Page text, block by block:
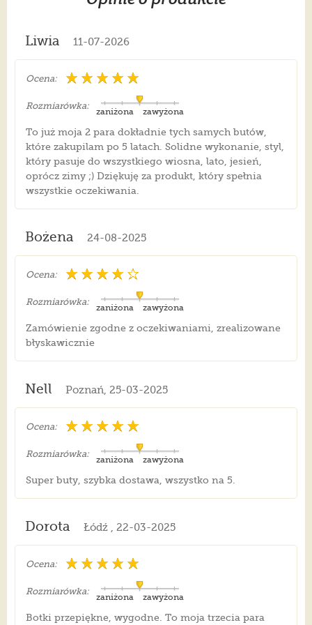
Liwia 11-07-2026
Ocena:
Rozmiarówka:
zawyżona
zaniżona
To już moja 2 para dokładnie tych samych butów,
które zakupilam po 5 latach. Solidne wykonanie, styl,
który pasuje do wszystkiego wiosna, lato, jesień,
oprócz zimy ;) Dziękuję za produkt, który spełnia
wszystkie oczekiwania.
Bożena 24-08-2025
Ocena:
Rozmiarówka:
zawyżona
zaniżona
Zamówienie zgodne z oczekiwaniami, zrealizowane
błyskawicznie
Nell Poznań, 25-03-2025
Ocena:
Rozmiarówka:
zawyżona
zaniżona
Super buty, szybka dostawa, wszystko na 5.
Dorota Łódź , 22-03-2025
Ocena:
Rozmiarówka:
zawyżona
zaniżona
Botki przepiękne, wygodne. To moja trzecia para